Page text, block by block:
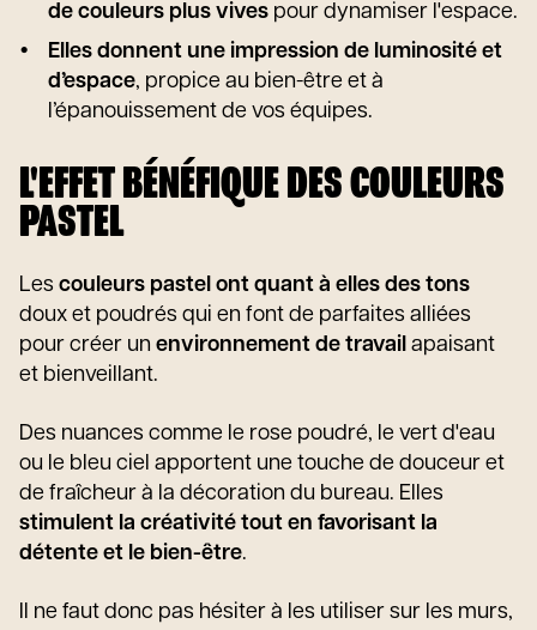
de couleurs plus vives pour dynamiser l'espace.
Elles donnent une impression de luminosité et
d’espace, propice au bien-être et à
l’épanouissement de vos équipes.
L'EFFET BÉNÉFIQUE DES COULEURS
PASTEL
Les couleurs pastel ont quant à elles des tons
doux et poudrés qui en font de parfaites alliées
pour créer un environnement de travail apaisant
et bienveillant.
Des nuances comme le rose poudré, le vert d'eau
ou le bleu ciel apportent une touche de douceur et
de fraîcheur à la décoration du bureau. Elles
stimulent la créativité tout en favorisant la
détente et le bien-être.
Il ne faut donc pas hésiter à les utiliser sur les murs,